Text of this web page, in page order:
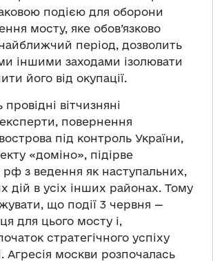
подією для оборони
мосту, яке обов’язково
період, дозволить
іншими заходами ізолювати
його від окупації.
вітчизняні
повернення
під контроль України,
«доміно», підірве
з ведення як наступальних,
дій в усіх інших районах. Тому
що події 3 червня —
для цього мосту і,
стратегічного успіху
Агресія москви розпочалась